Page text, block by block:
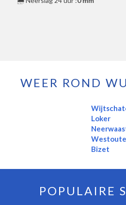
WEER ROND
Loker
Bizet
POPULAIRE